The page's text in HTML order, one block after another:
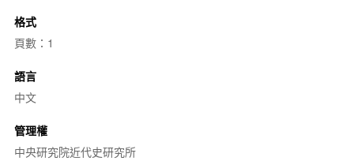
格式
頁數：1
語言
中文
管理權
中央研究院近代史研究所